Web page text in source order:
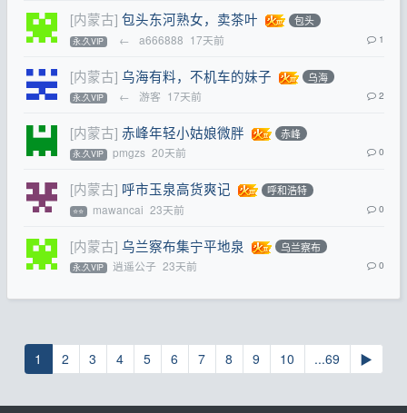
[内蒙古] 包头东河熟女，卖茶叶 包头
永.久VIP ← a666888 17天前 1
[内蒙古] 乌海有料，不机车的妹子 乌海
永.久VIP ← 游客 17天前 2
[内蒙古] 赤峰年轻小姑娘微胖 赤峰
永.久VIP pmgzs 20天前 0
[内蒙古] 呼市玉泉高货爽记 呼和浩特
⭐⭐ mawancai 23天前 0
[内蒙古] 乌兰察布集宁平地泉 乌兰察布
永.久VIP 逍遥公子 23天前 0
1 2 3 4 5 6 7 8 9 10 ...69 ▶